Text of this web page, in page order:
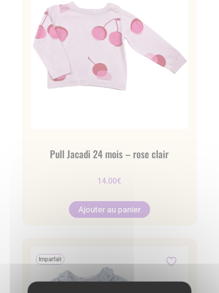
Pull Jacadi 24 mois – rose clair
14.00€
Ajouter au panier
Imparfait